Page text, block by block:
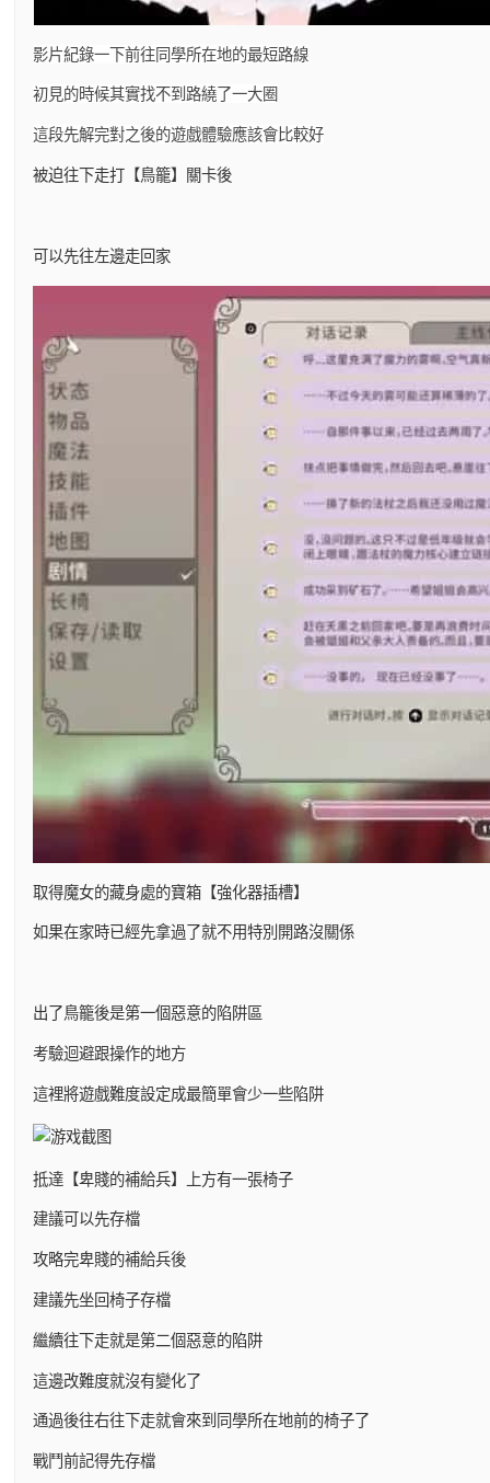
影片紀錄一下前往同學所在地的最短路線
初見的時候其實找不到路繞了一大圈
這段先解完對之後的遊戲體驗應該會比較好
被迫往下走打【鳥籠】關卡後
可以先往左邊走回家
取得魔女的藏身處的寶箱【強化器插槽】
如果在家時已經先拿過了就不用特別開路沒關係
出了鳥籠後是第一個惡意的陷阱區
考驗迴避跟操作的地方
這裡將遊戲難度設定成最簡單會少一些陷阱
抵達【卑賤的補給兵】上方有一張椅子
建議可以先存檔
攻略完卑賤的補給兵後
建議先坐回椅子存檔
繼續往下走就是第二個惡意的陷阱
這邊改難度就沒有變化了
通過後往右往下走就會來到同學所在地前的椅子了
戰鬥前記得先存檔